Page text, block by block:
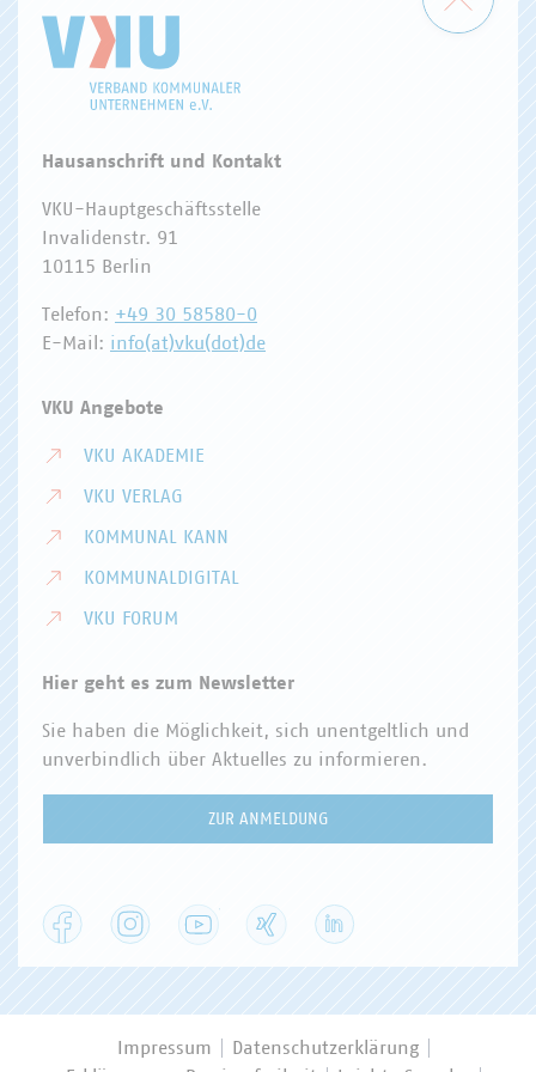
Hausanschrift und Kontakt
VKU-Hauptgeschäftsstelle
Invalidenstr. 91
10115 Berlin
Telefon: +49 30 58580-0
E-Mail: info(at)vku(dot)de
VKU Angebote
VKU AKADEMIE
VKU VERLAG
KOMMUNAL KANN
KOMMUNALDIGITAL
VKU FORUM
Hier geht es zum Newsletter
Sie haben die Möglichkeit, sich unentgeltlich und
unverbindlich über Aktuelles zu informieren.
ZUR ANMELDUNG
Facebook Instagram YouTube
Impressum
Datenschutzerklärung